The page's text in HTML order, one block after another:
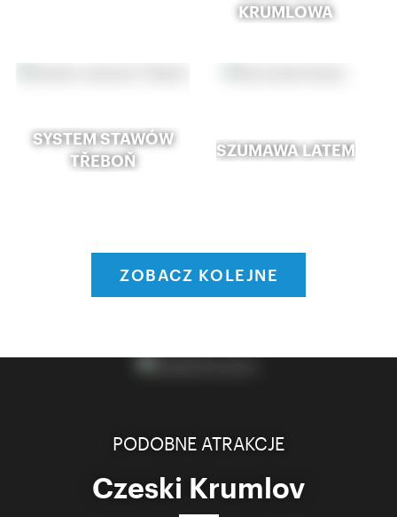
KRUMLOWA
SYSTEM STAWÓW
TŘEBOŇ
SZUMAWA LATEM
ZOBACZ KOLEJNE
PODOBNE ATRAKCJE
Czeski Krumlov